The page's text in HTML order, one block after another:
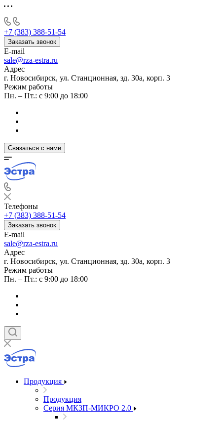
+7 (383) 388-51-54
Заказать звонок
E-mail
sale@rza-estra.ru
Адрес
г. Новосибирск, ул. Станционная, зд. 30а, корп. 3
Режим работы
Пн. – Пт.: с 9:00 до 18:00
Связаться с нами
Телефоны
+7 (383) 388-51-54
Заказать звонок
E-mail
sale@rza-estra.ru
Адрес
г. Новосибирск, ул. Станционная, зд. 30а, корп. 3
Режим работы
Пн. – Пт.: с 9:00 до 18:00
Продукция
Продукция
Серия МКЗП-МИКРО 2.0